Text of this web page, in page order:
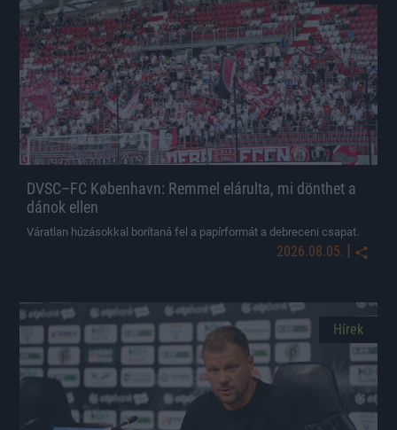
DVSC–FC København: Remmel elárulta, mi dönthet a
dánok ellen
Váratlan húzásokkal borítaná fel a papírformát a debreceni csapat.
2026.08.05. |
Hírek